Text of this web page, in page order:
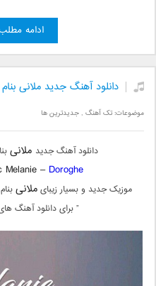
ادامه
دانلود آهنگ جدید ملانی
موضوعات:تک آهنگ ,جدیدترین ها
دانلود آهنگ جدید ملانی
Melanie – Doroghe
موزیک جدید و بسیار زیبایملانیبنام
” برای دانلود آهنگ